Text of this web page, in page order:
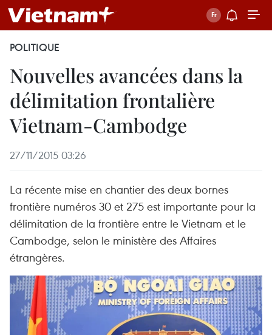
POLITIQUE
Nouvelles avancées dans la
délimitation frontalière
Vietnam-Cambodge
27/11/2015 03:26
La récente mise en chantier des deux bornes
frontière numéros 30 et 275 est importante pour la
délimitation de la frontière entre le Vietnam et le
Cambodge, selon le ministère des Affaires
étrangères.